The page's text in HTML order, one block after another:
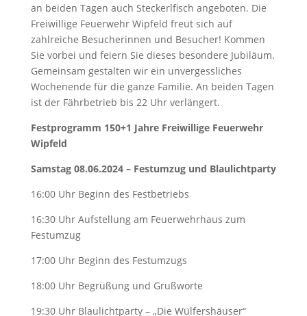
an beiden Tagen auch Steckerlfisch angeboten. Die
Freiwillige Feuerwehr Wipfeld freut sich auf
zahlreiche Besucherinnen und Besucher! Kommen
Sie vorbei und feiern Sie dieses besondere Jubiläum.
Gemeinsam gestalten wir ein unvergessliches
Wochenende für die ganze Familie. An beiden Tagen
ist der Fährbetrieb bis 22 Uhr verlängert.
Festprogramm 150+1 Jahre Freiwillige Feuerwehr
Wipfeld
Samstag 08.06.2024 – Festumzug und Blaulichtparty
16:00 Uhr Beginn des Festbetriebs
16:30 Uhr Aufstellung am Feuerwehrhaus zum
Festumzug
17:00 Uhr Beginn des Festumzugs
18:00 Uhr Begrüßung und Grußworte
19:30 Uhr Blaulichtparty – „Die Wülfershäuser“